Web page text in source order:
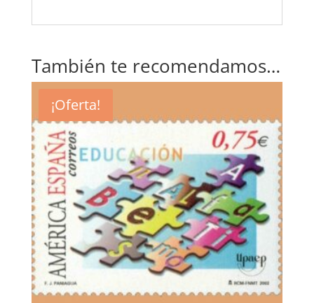
También te recomendamos…
¡Oferta!